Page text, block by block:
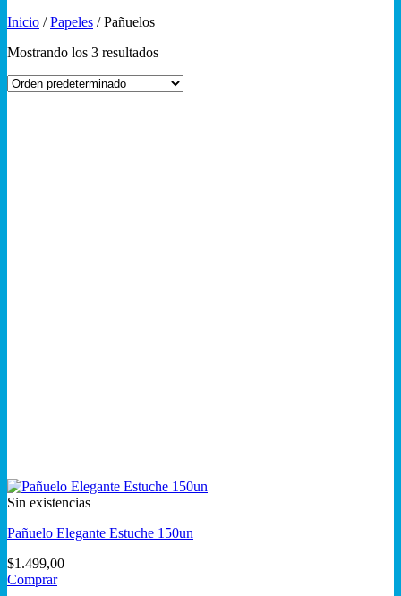
Inicio / Papeles /Pañuelos
Mostrando los 3 resultados
Sin existencias
Pañuelo Elegante Estuche 150un
$1.499,00
Comprar